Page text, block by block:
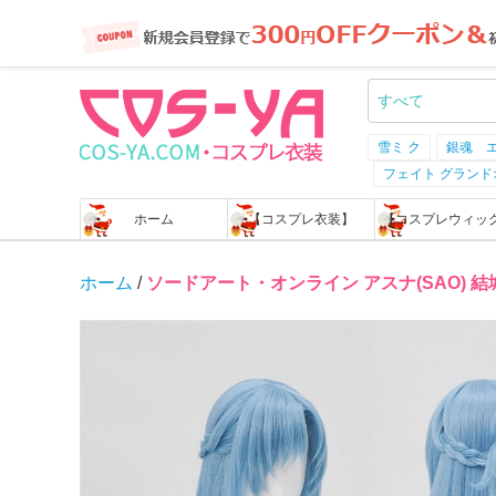
雪ミ ク
銀魂
フェイト グラン
ホーム 【コスプレ衣装】 【コスプレウィッ
ホーム / ソードアート・オンライン アスナ(SAO)